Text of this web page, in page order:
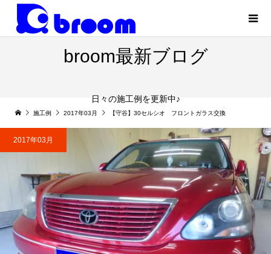
broom最新ブログ
日々の施工例を更新中♪
施工例 2017年03月 【守谷】30セルシオ フロントガラス交換
2017年03月